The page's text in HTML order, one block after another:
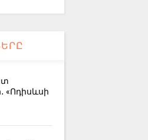
«Ոդիսևսի